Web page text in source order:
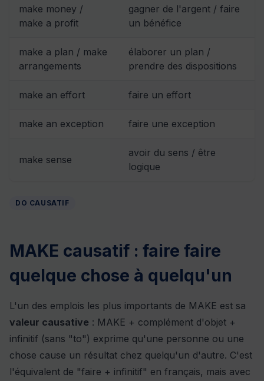
make money /
make a profit
gagner de l'argent / faire
un bénéfice
make a plan / make
arrangements
élaborer un plan /
prendre des dispositions
make an effort faire un effort
make an exception faire une exception
make sense
avoir du sens / être
logique
DO CAUSATIF
MAKE causatif : faire faire
quelque chose à quelqu'un
L'un des emplois les plus importants de MAKE est sa
valeur causative : MAKE + complément d'objet +
infinitif (sans "to") exprime qu'une personne ou une
chose cause un résultat chez quelqu'un d'autre. C'est
l'équivalent de "faire + infinitif" en français, mais avec